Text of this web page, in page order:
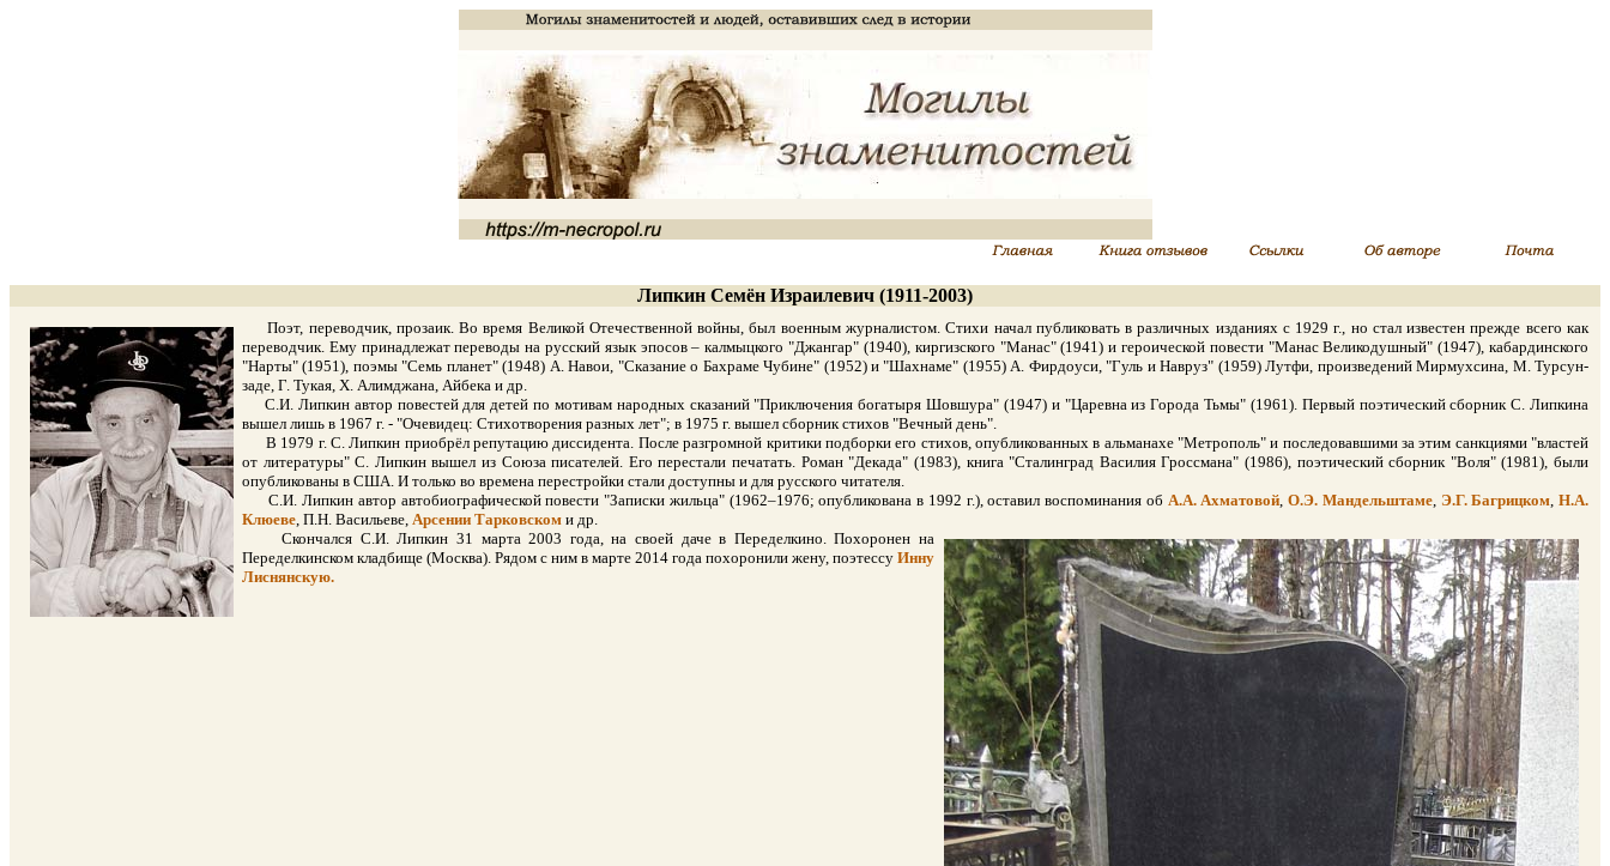
Липкин Семён Израилевич (1911-2003)
Поэт, переводчик, прозаик. Во время Великой Отечественной войны, был военным журналистом. Стихи начал публиковать в различных изданиях с 1929 г., но стал известен прежде всего как
переводчик. Ему принадлежат переводы на русский язык эпосов – калмыцкого "Джангар" (1940), киргизского "Манас" (1941) и героической повести "Манас Великодушный" (1947), кабардинского
"Нарты" (1951), поэмы "Семь планет" (1948) А. Навои, "Сказание о Бахраме Чубине" (1952) и "Шахнаме" (1955) А. Фирдоуси, "Гуль и Навруз" (1959) Лутфи, произведений Мирмухсина, М. Турсун-
заде, Г. Тукая, Х. Алимджана, Айбека и др.
С.И. Липкин автор повестей для детей по мотивам народных сказаний "Приключения богатыря Шовшура" (1947) и "Царевна из Города Тьмы" (1961). Первый поэтический сборник С. Липкина
вышел лишь в 1967 г. - "Очевидец: Стихотворения разных лет"; в 1975 г. вышел сборник стихов "Вечный день".
В 1979 г. С. Липкин приобрёл репутацию диcсидента. После разгромной критики подборки его стихов, опубликованных в альманахе "Метрополь" и последовавшими за этим санкциями "властей
от литературы" С. Липкин вышел из Союза писателей. Его перестали печатать. Роман "Декада" (1983), книга "Сталинград Василия Гроссмана" (1986), поэтический сборник "Воля" (1981), были
опубликованы в США. И только во времена перестройки стали доступны и для русского читателя.
С.И. Липкин автор автобиографической повести "Записки жильца" (1962–1976; опубликована в 1992 г.), оставил воспоминания об А.А. Ахматовой,О.Э. Мандельштаме, Э.Г. Багрицком,Н.А.
Клюеве, П.Н. Васильеве, Арсении Тарковском и др.
Cкончался С.И. Липкин 31 марта 2003 года, на своей даче в Переделкино. Похоронен на
Переделкинском кладбище (Москва). Рядом с ним в марте 2014 года похоронили жену, поэтессу Инну
Лиснянскую.